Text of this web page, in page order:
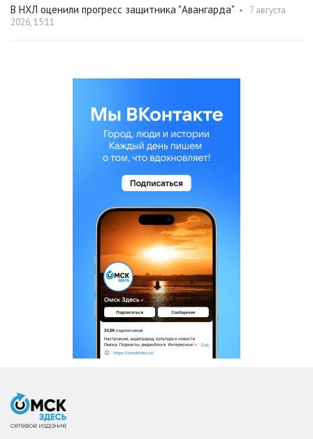
В НХЛ оценили прогресс защитника "Авангарда" •
7 августа
2026, 15:11